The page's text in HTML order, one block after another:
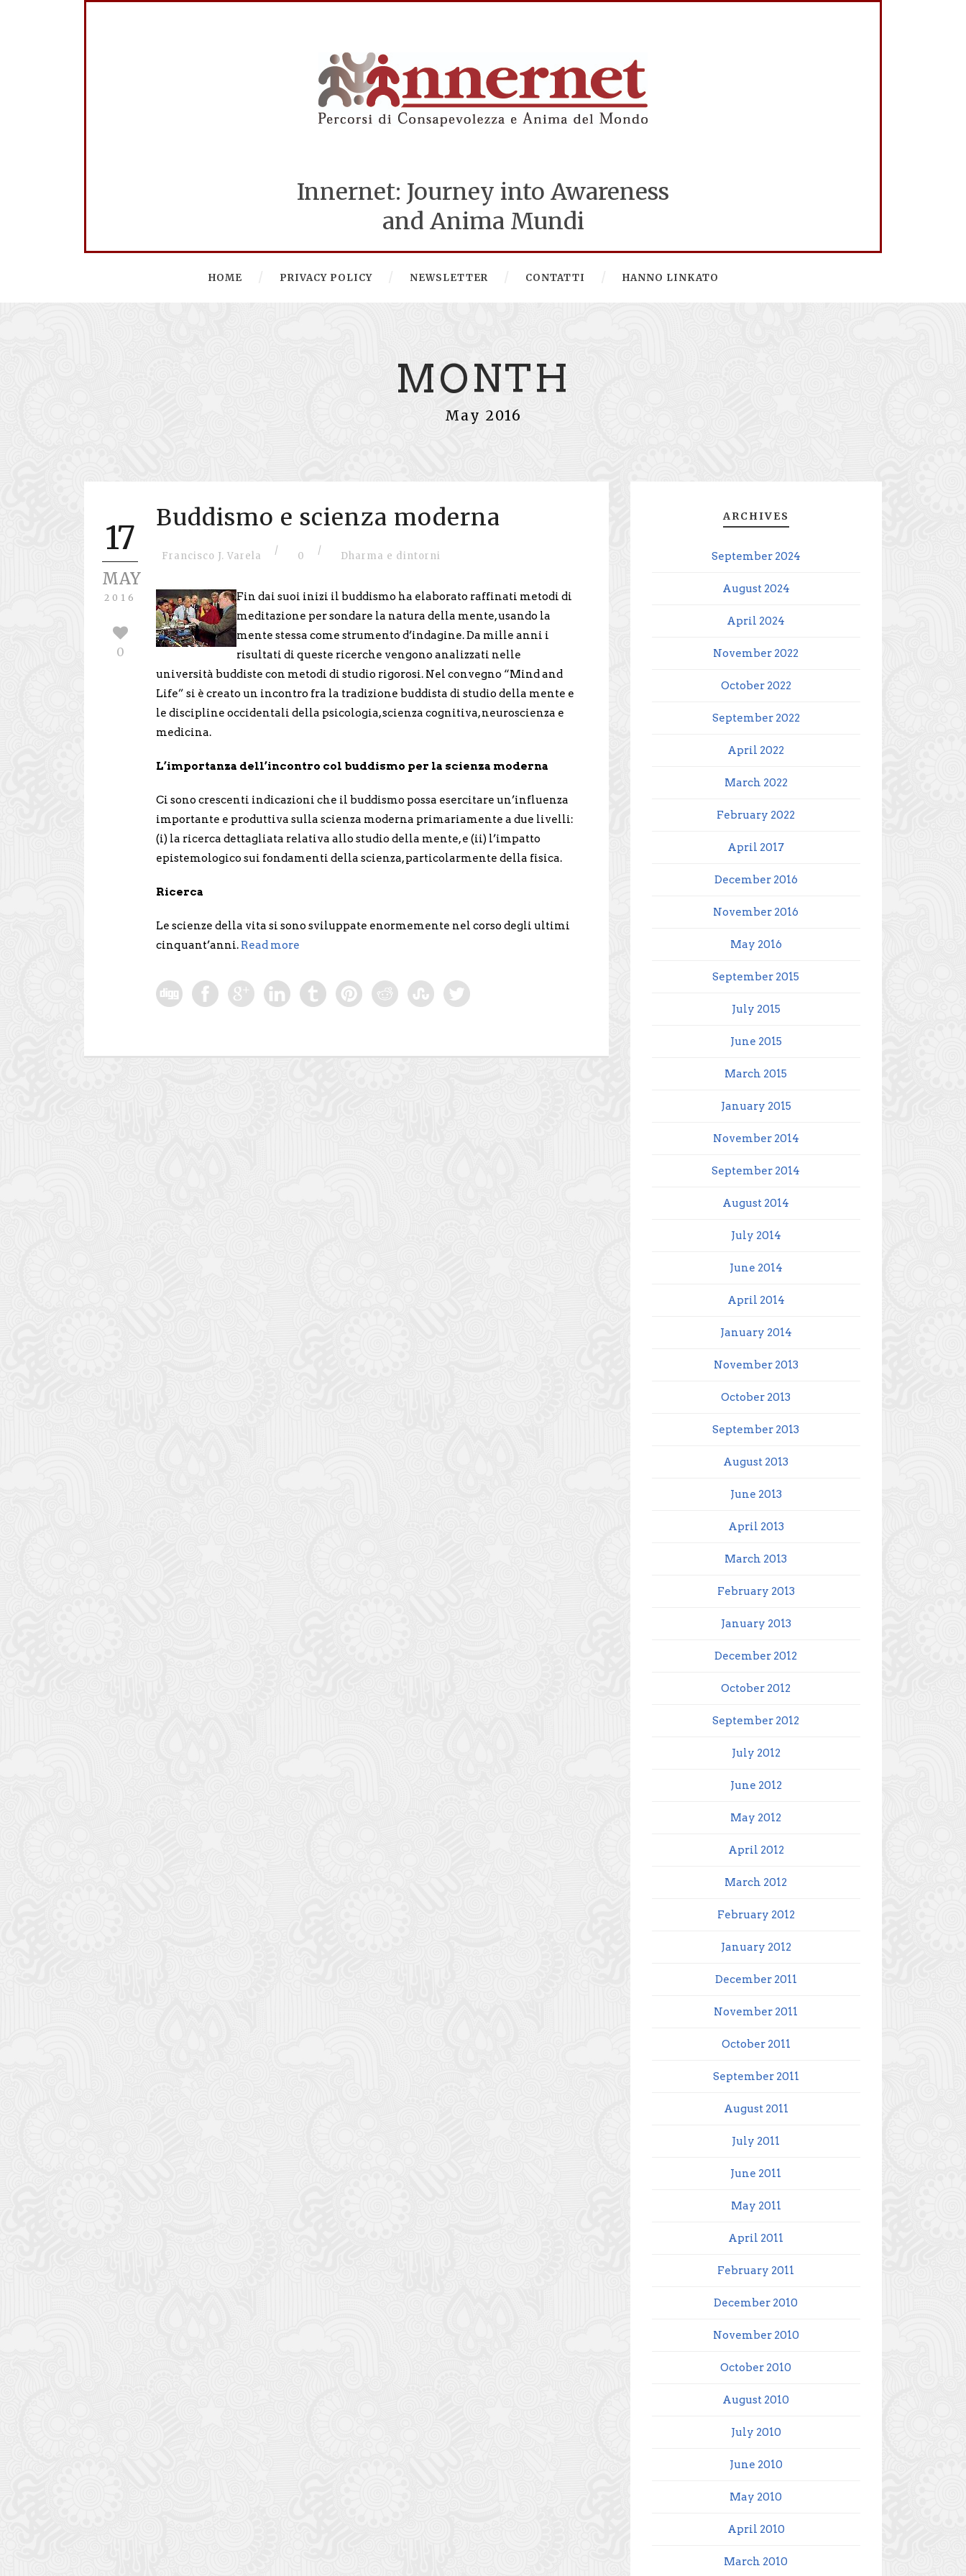
Innernet: Journey into Awareness
and Anima Mundi
HOME PRIVACY POLICY NEWSLETTER CONTATTI HANNO LINKATO
MONTH
May 2016
17
MAY
2016
0
Buddismo e scienza moderna
Francisco J. Varela / 0 / Dharma e dintorni
Fin dai suoi inizi il buddismo ha elaborato raffinati metodi di
meditazione per sondare la natura della mente, usando la
mente stessa come strumento d’indagine. Da mille anni i
risultati di queste ricerche vengono analizzati nelle
università buddiste con metodi di studio rigorosi. Nel convegno “Mind and
Life” si è creato un incontro fra la tradizione buddista di studio della mente e
le discipline occidentali della psicologia, scienza cognitiva, neuroscienza e
medicina.
L’importanza dell’incontro col buddismo per la scienza moderna
Ci sono crescenti indicazioni che il buddismo possa esercitare un’influenza
importante e produttiva sulla scienza moderna primariamente a due livelli:
(i) la ricerca dettagliata relativa allo studio della mente, e (ii) l’impatto
epistemologico sui fondamenti della scienza, particolarmente della fisica.
Ricerca
Le scienze della vita si sono sviluppate enormemente nel corso degli ultimi
cinquant’anni. Read more
ARCHIVES
September 2024
August 2024
April 2024
November 2022
October 2022
September 2022
April 2022
March 2022
February 2022
April 2017
December 2016
November 2016
May 2016
September 2015
July 2015
June 2015
March 2015
January 2015
November 2014
September 2014
August 2014
July 2014
June 2014
April 2014
January 2014
November 2013
October 2013
September 2013
August 2013
June 2013
April 2013
March 2013
February 2013
January 2013
December 2012
October 2012
September 2012
July 2012
June 2012
May 2012
April 2012
March 2012
February 2012
January 2012
December 2011
November 2011
October 2011
September 2011
August 2011
July 2011
June 2011
May 2011
April 2011
February 2011
December 2010
November 2010
October 2010
August 2010
July 2010
June 2010
May 2010
April 2010
March 2010